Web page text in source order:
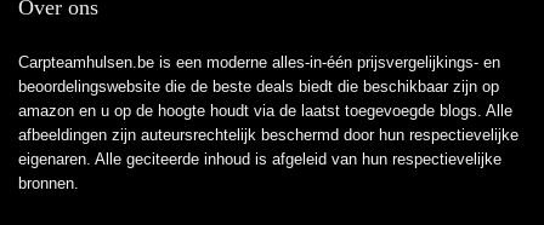
Over ons
Carpteamhulsen.be is een moderne alles-in-één prijsvergelijkings- en
beoordelingswebsite die de beste deals biedt die beschikbaar zijn op
amazon en u op de hoogte houdt via de laatst toegevoegde blogs. Alle
afbeeldingen zijn auteursrechtelijk beschermd door hun respectievelijke
eigenaren. Alle geciteerde inhoud is afgeleid van hun respectievelijke
bronnen.